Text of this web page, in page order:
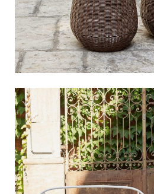
Bistrot
Bord de mer
Brocante
Contemporain
Esprit Haussmannien
Grand hôtel
Naturel